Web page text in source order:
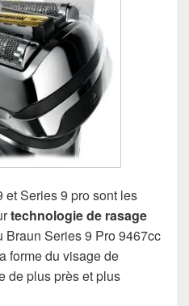
et Series 9 pro sont les
technologie de rasage
Braun Series 9 Pro 9467cc
forme du visage de
de plus près et plus